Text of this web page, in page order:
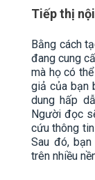
Tiếp thị
Bằng cách
đang cung
mà họ có
giả của bạn
dung hấp
Người đọc
cứu thông
Sau đó,
trên nhiều